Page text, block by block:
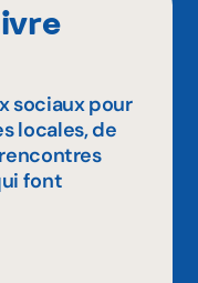
sociaux pour
locales, de
font